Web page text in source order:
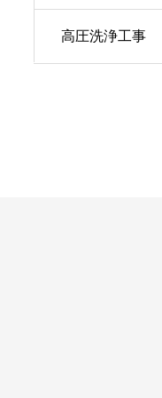
高圧洗浄工事